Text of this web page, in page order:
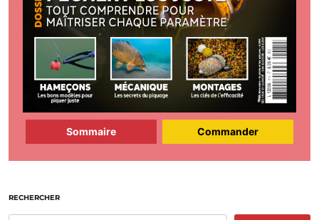
Sommaire Commander
RECHERCHER